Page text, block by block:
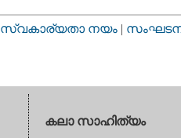
സ്വകാര്യതാ നയം |
കലാ സാഹിത്യം